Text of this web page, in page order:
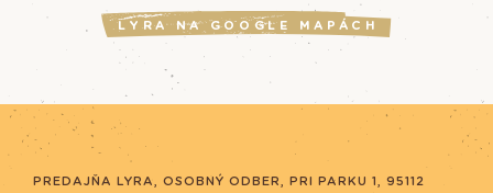
LYRA NA GOOGLE MAPÁCH
PREDAJŇA LYRA, OSOBNÝ ODBER, PRI PARKU 1, 95112